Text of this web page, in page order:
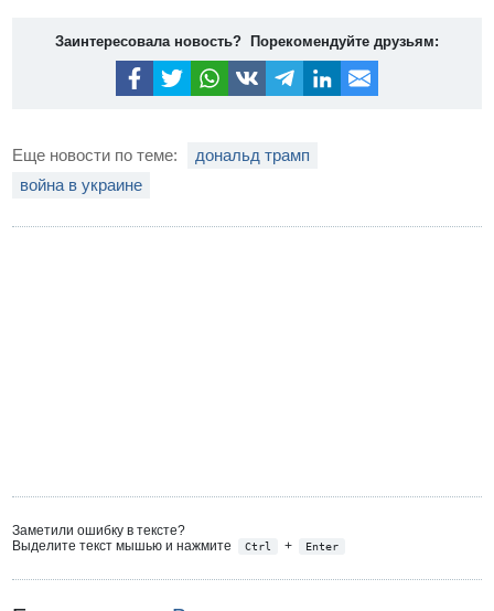
Заинтересовала новость? Порекомендуйте друзьям:
Еще новости по теме:
дональд трамп
война в украине
Заметили ошибку в тексте?
Выделите текст мышью и нажмите
Ctrl + Enter